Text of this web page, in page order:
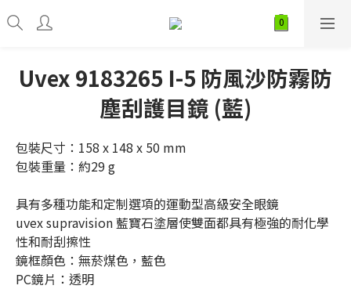
Uvex 9183265 I-5 防風沙防霧防
塵刮護目鏡 (藍)
包裝尺寸：158 x 148 x 50 mm
包裝重量：約29 g
具有多種功能和定制選項的運動型高級安全眼鏡
uvex supravision 藍寶石塗層使雙面都具有極強的耐化學
性和耐刮擦性
鏡框顏色：無菸煤色，藍色
PC鏡片：透明